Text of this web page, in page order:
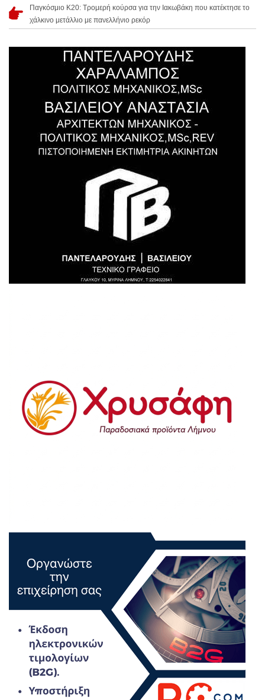
Παγκόσμιο Κ20: Τρομερή κούρσα για την Ιακωβάκη που κατέκτησε το
χάλκινο μετάλλιο με πανελλήνιο ρεκόρ